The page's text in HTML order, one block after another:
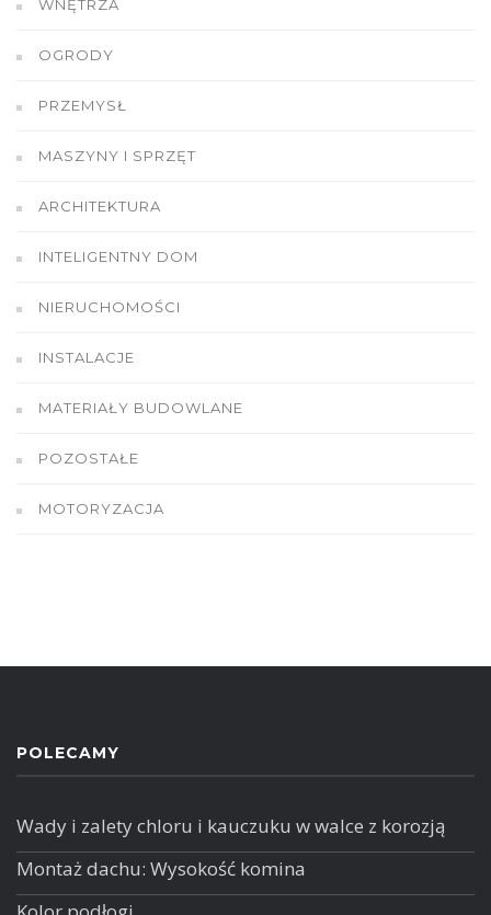
WNĘTRZA
OGRODY
PRZEMYSŁ
MASZYNY I SPRZĘT
ARCHITEKTURA
INTELIGENTNY DOM
NIERUCHOMOŚCI
INSTALACJE
MATERIAŁY BUDOWLANE
POZOSTAŁE
MOTORYZACJA
POLECAMY
Wady i zalety chloru i kauczuku w walce z korozją
Montaż dachu: Wysokość komina